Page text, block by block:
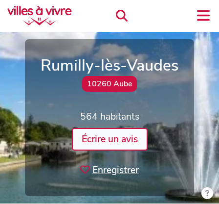
Rumilly-lès-Vaudes
10260 Aube
564 habitants
Écrire un avis
Enregistrer